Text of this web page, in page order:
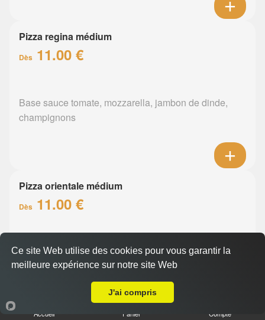
Pizza regina médium
Dès 11.00 €
Base sauce tomate, mozzarella, jambon de dinde,
champignons
Pizza orientale médium
Dès 11.00 €
Base sauce tomate, mozzarella, merguez, poivrons
Accueil Panier Compte
Ce site Web utilise des cookies pour vous garantir la
meilleure expérience sur notre site Web
J'ai compris